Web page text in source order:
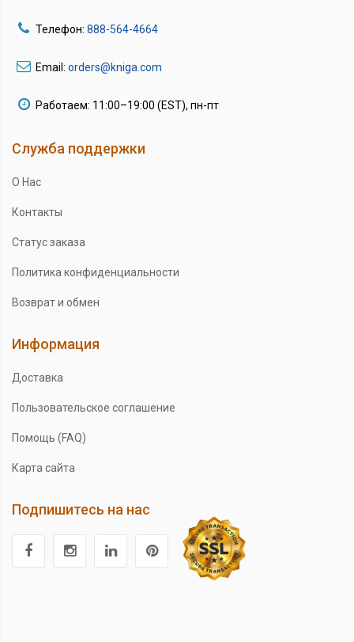
Телефон: 888-564-4664
Email: orders@kniga.com
Работаем: 11:00–19:00 (EST), пн-пт
Служба поддержки
О Нас
Контакты
Статус заказа
Политика конфиденциальности
Возврат и обмен
Информация
Доставка
Пользовательское соглашение
Помощь (FAQ)
Карта сайта
Подпишитесь на нас